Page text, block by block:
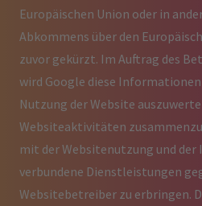
Europäischen Union oder in
Abkommens über den
zuvor gekürzt. Im Auftrag des
wird Google diese
Nutzung der Website
Websiteaktivitäten
mit der Websitenutzung und
verbundene Dienstleistungen
Websitebetreiber zu erbringen.